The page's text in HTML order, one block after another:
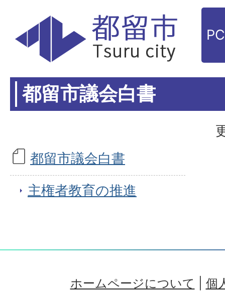
都留市議会白書
都留市議会白書
主権者教育の推進
ホームページについて
個